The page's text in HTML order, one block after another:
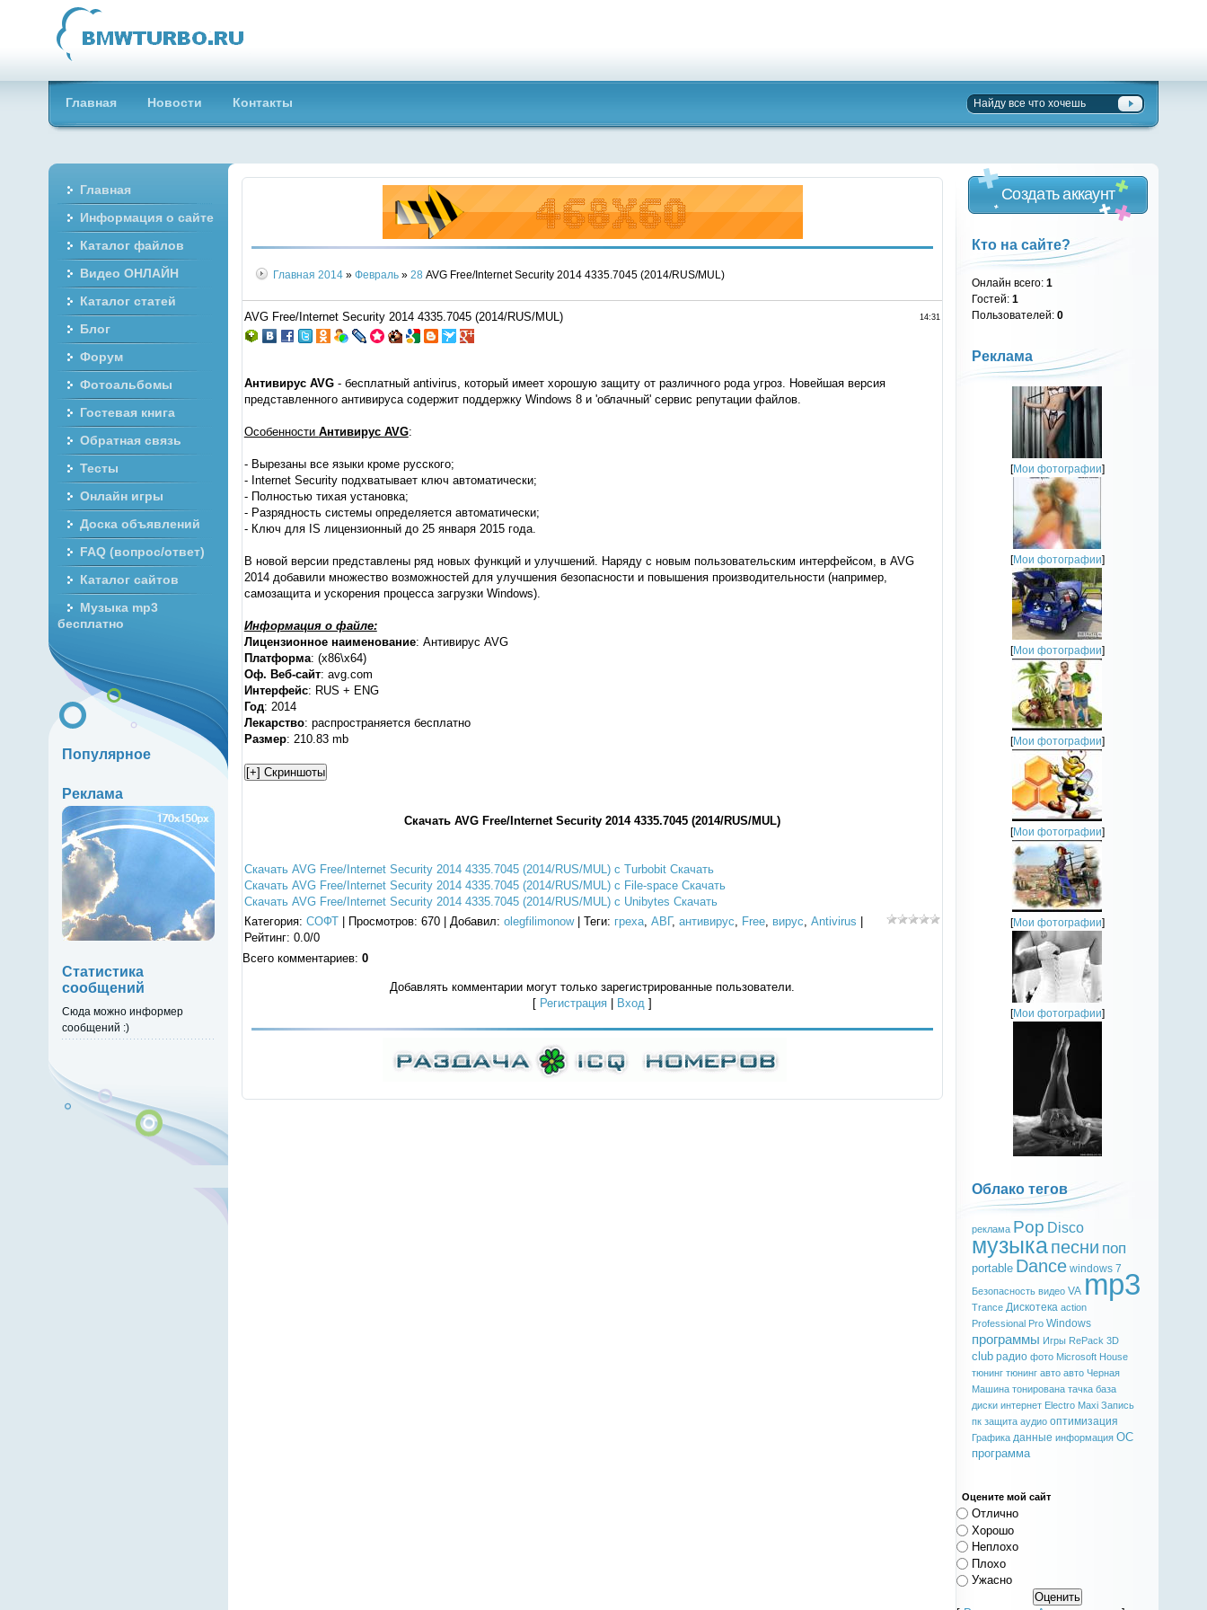
Главная Новости Контакты
Главная 2014 » Февраль » 28 AVG Free/Internet Security 2014 4335.7045 (2014/RUS/MUL)
14:31
AVG Free/Internet Security 2014 4335.7045 (2014/RUS/MUL)
Антивирус AVG- бесплатный antivirus, который имеет хорошую защиту от различного рода угроз. Новейшая версия
представленного антивируса содержит поддержку Windows 8 и 'облачный' сервис репутации файлов.
Особенности Антивирус AVG:
- Вырезаны все языки кроме русского;
- Internet Security подхватывает ключ автоматически;
- Полностью тихая установка;
- Разрядность системы определяется автоматически;
- Ключ для IS лицензионный до 25 января 2015 года.
В новой версии представлены ряд новых функций и улучшений. Наряду с новым пользовательским интерфейсом, в AVG
2014 добавили множество возможностей для улучшения безопасности и повышения производительности (например,
самозащита и ускорения процесса загрузки Windows).
Информация о файле:
Лицензионное наименование: Антивирус AVG
Платформа: (x86\x64)
Оф. Веб-сайт: avg.com
Интерфейс: RUS + ENG
Год: 2014
Лекарство: распространяется бесплатно
Размер: 210.83 mb
Скачать AVG Free/Internet Security 2014 4335.7045 (2014/RUS/MUL)
Скачать AVG Free/Internet Security 2014 4335.7045 (2014/RUS/MUL) с Turbobit Скачать
Скачать AVG Free/Internet Security 2014 4335.7045 (2014/RUS/MUL) с File-space Скачать
Скачать AVG Free/Internet Security 2014 4335.7045 (2014/RUS/MUL) с Unibytes Скачать
Категория: СОФТ| Просмотров: 670 | Добавил: olegfilimonow| Теги: греха, АВГ, антивирус, Free, вирус, Antivirus
Рейтинг: 0.0/0
Всего комментариев: 0
Добавлять комментарии могут только зарегистрированные пользователи.
[ Регистрация Вход ]
Создать аккаунт
Кто на сайте?
Онлайн всего:1
Гостей:1
Пользователей:0
Реклама
[Мои фотографии]
[Мои фотографии]
[Мои фотографии]
[Мои фотографии]
[Мои фотографии]
[Мои фотографии]
[Мои фотографии]
Облако тегов
реклама Pop Disco
музыкапесни поп
portable Dance windows 7
Безопасность видео VA mp3
Trance Дискотека action
Professional Pro Windows
программы Игры RePack 3D
club радио фото Microsoft House
тюнинг тюнинг авто авто Черная
Машина тонирована тачка база
диски интернет Electro Maxi Запись
пк защита аудио оптимизация
Графика данные информация ОС
программа
Оцените мой сайт
Отлично
Хорошо
Неплохо
Плохо
Ужасно
Главная
Информация о сайте
Каталог файлов
Видео ОНЛАЙН
Каталог статей
Блог
Форум
Фотоальбомы
Гостевая книга
Обратная связь
Тесты
Онлайн игры
Доска объявлений
FAQ (вопрос/ответ)
Каталог сайтов
Музыка mp3
бесплатно
Популярное
Реклама
Статистика
сообщений
Сюда можно информер
сообщений :)